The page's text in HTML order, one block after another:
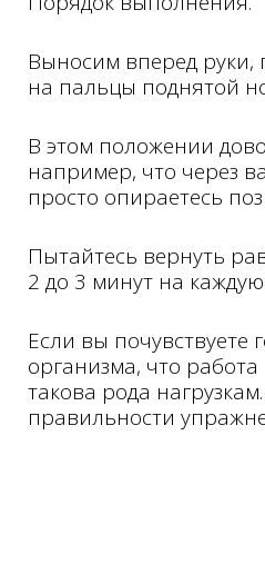
Выносим вперед
на пальцы поднятой
В этом положении
например, что через
просто опираетесь
Пытайтесь вернуть
2 до 3 минут на каждую
Если вы почувствуете
организма, что
такова рода
правильности